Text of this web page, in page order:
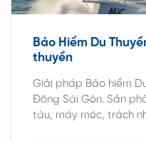
Bảo Hiểm Du
thuyền
Giải pháp Bảo hiểm
Đông Sài Gòn. Sản
tàu, máy móc, trách